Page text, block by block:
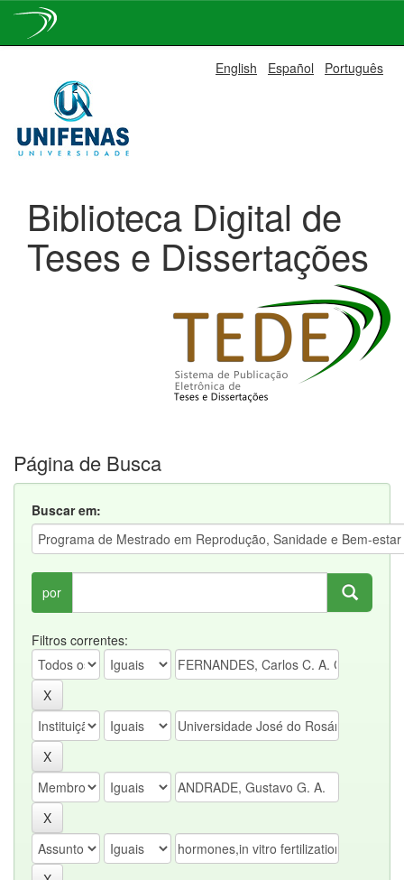
navigation
English Español Português
Biblioteca Digital de
Teses e Dissertações
Página de Busca
Buscar em:
por
Filtros correntes: